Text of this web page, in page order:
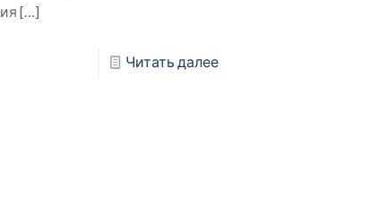
[…]
Читать далее